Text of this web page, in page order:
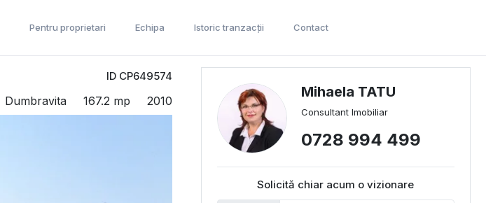
Pentru proprietari Echipa Istoric tranzacții Contact
ID CP649574
Dumbravita 167.2 mp 2010
Mihaela TATU
Consultant Imobiliar
0728 994 499
Solicită chiar acum o vizionare